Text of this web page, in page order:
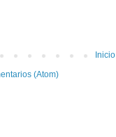
Inicio
(Atom)